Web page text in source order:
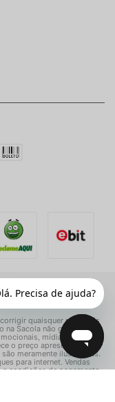
quaisquer possíveis
Sacola não garante seu
mídias sociais e
o preço apresentado na
meramente ilustrativas.
para internet. Vendas
condições de pagamento